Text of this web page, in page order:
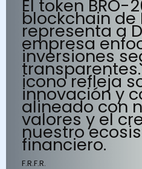
El token BRO-
blockchain de
representa a
empresa
inversiones
icono refleja
innovación y
alineado con
valores y el
nuestro
financiero.
F.R.F.R.